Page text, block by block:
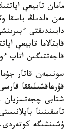
مامان تابيعي
مەن ەلدىڭ باسقا
دايىندىقتى
قايتالاما تابيعي
قاجەتتىگىن اتاپ
سونىمەن قاتار
قۇرعاقشىلىققا
شتابى چجەتسزيان
تاسقىنىنا
ۇشىنشىگە كوتەردى.